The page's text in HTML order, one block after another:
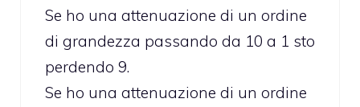
Se ho una attenuazione di un ordine
di grandezza passando da 10 a 1 sto
perdendo 9.
Se ho una attenuazione di un ordine